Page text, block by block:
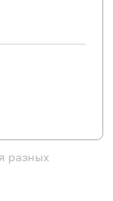
разных